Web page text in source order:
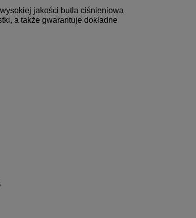
jakości butla ciśnieniowa
a także gwarantuje dokładne